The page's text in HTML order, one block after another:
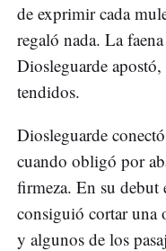
de exprimir cada
regaló nada. La
Diosleguarde
tendidos.
Diosleguarde
cuando obligó por
firmeza. En su debut
consiguió cortar una
y algunos de los